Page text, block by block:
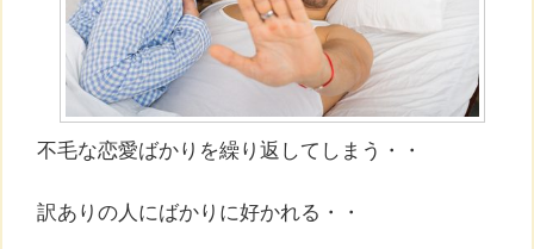
不毛な恋愛ばかりを繰り返してしまう・・
訳ありの人にばかりに好かれる・・